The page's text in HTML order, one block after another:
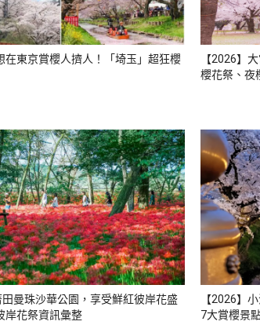
在東京賞櫻人擠人！「埼玉」超狂櫻
【2026】
櫻花祭、夜
田曼珠沙華公園，享受鮮紅彼岸花盛
岸花祭資訊彙整
【2026】
7大賞櫻景